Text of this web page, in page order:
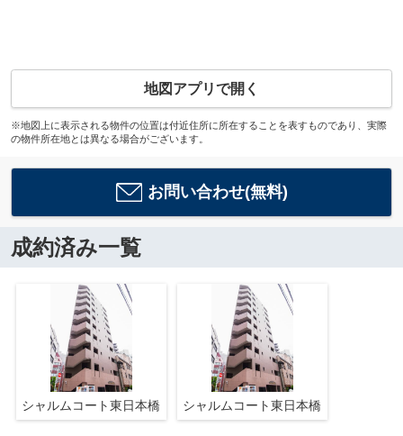
地図アプリで開く
※地図上に表示される物件の位置は付近住所に所在することを表すものであり、実際
の物件所在地とは異なる場合がございます。
お問い合わせ(無料)
成約済み一覧
シャルムコート東日本橋 シャルムコート東日本橋